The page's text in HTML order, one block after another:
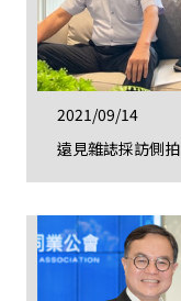
2021/09/14
遠見雜誌採訪側拍